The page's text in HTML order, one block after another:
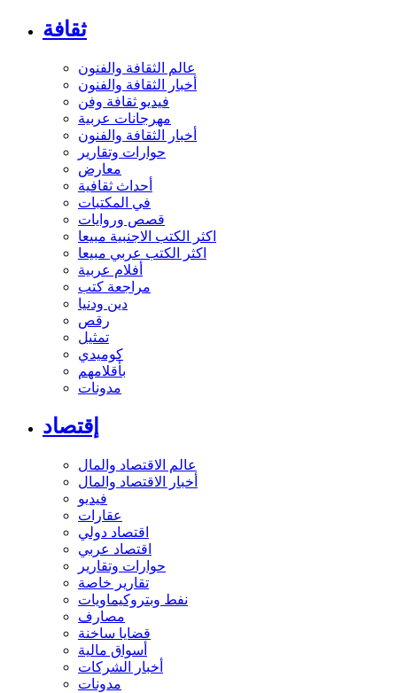
ثقافة
عالم الثقافة والفنون
أخبار الثقافة والفنون
فيديو ثقافة وفن
مهرجانات عربية
أخبار الثقافة والفنون
حوارات وتقارير
معارض
أحداث ثقافية
في المكتبات
قصص وروايات
اكثر الكتب الاجنبية مبيعا
اكثر الكتب عربي مبيعا
أفلام عربية
مراجعة كتب
دين ودنيا
رقص
تمثيل
كوميدي
بأقلامهم
مدونات
إقتصاد
عالم الاقتصاد والمال
أخبار الاقتصاد والمال
فيديو
عقارات
اقتصاد دولي
اقتصاد عربي
حوارات وتقارير
تقارير خاصة
نفط وبتروكيماويات
مصارف
قضايا ساخنة
أسواق مالية
أخبار الشركات
مدونات